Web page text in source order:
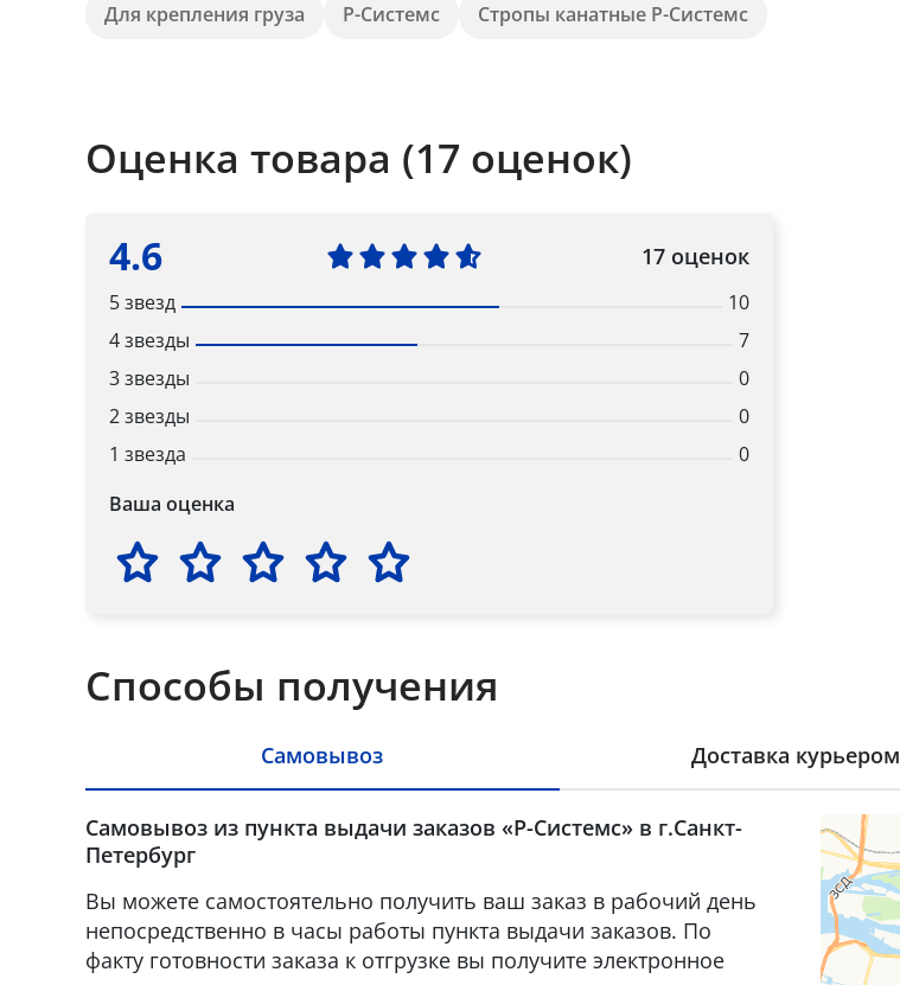
Для крепления груза Р-Системс Стропы канатные Р-Системс
Оценка товара (17 оценок)
4.6 17 оценок
5 звезд
10
4 звезды
7
3 звезды
0
2 звезды
0
1 звезда
0
Ваша оценка
Способы получения
Самовывоз Доставка курьером
Самовывоз из пункта выдачи заказов «Р-Системс» в г.Санкт-
Петербург
Вы можете самостоятельно получить ваш заказ в рабочий день
непосредственно в часы работы пункта выдачи заказов. По
факту готовности заказа к отгрузке вы получите электронное